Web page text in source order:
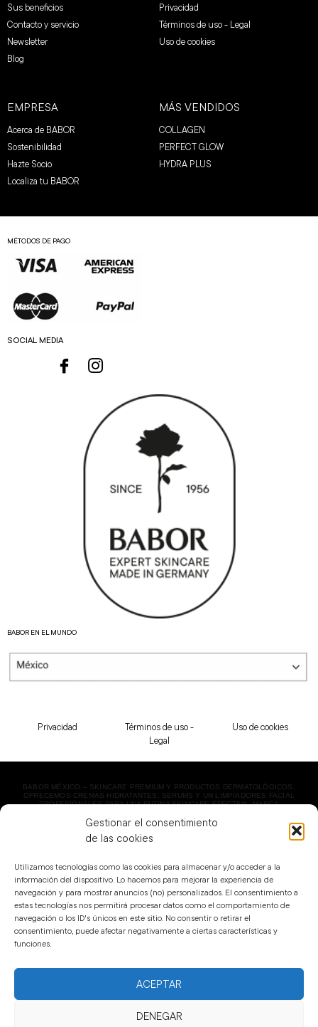
Gestionar el consentimiento
de las cookies
Utilizamos tecnologías como las cookies para almacenar y/o acceder a la
información del dispositivo. Lo hacemos para mejorar la experiencia de
navegación y para mostrar anuncios (no) personalizados. El consentimiento a
estas tecnologías nos permitirá procesar datos como el comportamiento de
navegación o los ID's únicos en este sitio. No consentir o retirar el
consentimiento, puede afectar negativamente a ciertas características y
funciones.
ACEPTAR
DENEGAR
Sus beneficios
Contacto y servicio
Newsletter
Blog
Privacidad
Términos de uso - Legal
Uso de cookies
EMPRESA
Acerca de BABOR
Sostenibilidad
Hazte Socio
Localiza tu BABOR
MÁS VENDIDOS
COLLAGEN
PERFECT GLOW
HYDRA PLUS
MÉTODOS DE PAGO
SOCIAL MEDIA
BABOR EN EL MUNDO
Privacidad
Términos de uso -
Legal
Uso de cookies
BABOR MÉXICO – SKINCARE PREMIUM Y PRODUCTOS DERMATOLÓGICOS.
OFRECEMOS CREMAS HIDRATANTES, SERUMS Y UN LIMPIADORES FACIAL
PROFESIONALES PARA UNA RUTINA SKINCARE EFECTIVA. MARCA
COPYRIGHT 2023 BABOR MÉXICO | TODOS LOS DERECHOS RESERVADOS.